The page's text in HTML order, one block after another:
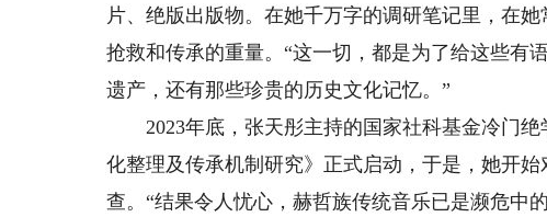
片、绝版出版物。在她千万字的调研笔记里，在
抢救和传承的重量。“这一切，都是为了给这些有
遗产，还有那些珍贵的历史文化记忆。”
2023年底，张天彤主持的国家社科基金冷门绝
化整理及传承机制研究》正式启动，于是，她开始
查。“结果令人忧心，赫哲族传统音乐已是濒危中